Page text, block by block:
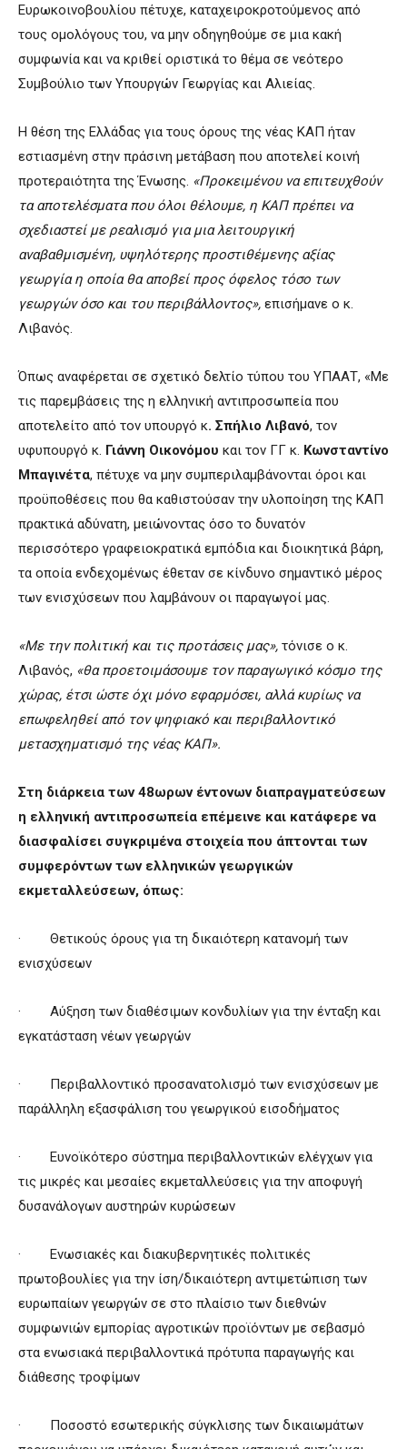
Ευρωκοινοβουλίου πέτυχε, καταχειροκροτούμενος από
τους ομολόγους του, να μην οδηγηθούμε σε μια κακή
συμφωνία και να κριθεί οριστικά το θέμα σε νεότερο
Συμβούλιο των Υπουργών Γεωργίας και Αλιείας.
Η θέση της Ελλάδας για τους όρους της νέας ΚΑΠ ήταν
εστιασμένη στην πράσινη μετάβαση που αποτελεί κοινή
προτεραιότητα της Ένωσης. «Προκειμένου να επιτευχθούν
τα αποτελέσματα που όλοι θέλουμε, η ΚΑΠ πρέπει να
σχεδιαστεί με ρεαλισμό για μια λειτουργική
αναβαθμισμένη, υψηλότερης προστιθέμενης αξίας
γεωργία η οποία θα αποβεί προς όφελος τόσο των
γεωργών όσο και του περιβάλλοντος», επισήμανε ο κ.
Λιβανός.
Όπως αναφέρεται σε σχετικό δελτίο τύπου του ΥΠΑΑΤ, «Με
τις παρεμβάσεις της η ελληνική αντιπροσωπεία που
αποτελείτο από τον υπουργό κ. Σπήλιο Λιβανό, τον
υφυπουργό κ. Γιάννη Οικονόμου και τον ΓΓ κ. Κωνσταντίνο
Μπαγινέτα, πέτυχε να μην συμπεριλαμβάνονται όροι και
προϋποθέσεις που θα καθιστούσαν την υλοποίηση της ΚΑΠ
πρακτικά αδύνατη, μειώνοντας όσο το δυνατόν
περισσότερο γραφειοκρατικά εμπόδια και διοικητικά βάρη,
τα οποία ενδεχομένως έθεταν σε κίνδυνο σημαντικό μέρος
των ενισχύσεων που λαμβάνουν οι παραγωγοί μας.
«Με την πολιτική και τις προτάσεις μας», τόνισε ο κ.
Λιβανός, «θα προετοιμάσουμε τον παραγωγικό κόσμο της
χώρας, έτσι ώστε όχι μόνο εφαρμόσει, αλλά κυρίως να
επωφεληθεί από τον ψηφιακό και περιβαλλοντικό
μετασχηματισμό της νέας ΚΑΠ».
Στη διάρκεια των 48ωρων έντονων διαπραγματεύσεων
η ελληνική αντιπροσωπεία επέμεινε και κατάφερε να
διασφαλίσει συγκριμένα στοιχεία που άπτονται των
συμφερόντων των ελληνικών γεωργικών
εκμεταλλεύσεων, όπως:
· Θετικούς όρους για τη δικαιότερη κατανομή των
ενισχύσεων
· Αύξηση των διαθέσιμων κονδυλίων για την ένταξη και
εγκατάσταση νέων γεωργών
· Περιβαλλοντικό προσανατολισμό των ενισχύσεων με
παράλληλη εξασφάλιση του γεωργικού εισοδήματος
· Ευνοϊκότερο σύστημα περιβαλλοντικών ελέγχων για
τις μικρές και μεσαίες εκμεταλλεύσεις για την αποφυγή
δυσανάλογων αυστηρών κυρώσεων
· Ενωσιακές και διακυβερνητικές πολιτικές
πρωτοβουλίες για την ίση/δικαιότερη αντιμετώπιση των
ευρωπαίων γεωργών σε στο πλαίσιο των διεθνών
συμφωνιών εμπορίας αγροτικών προϊόντων με σεβασμό
στα ενωσιακά περιβαλλοντικά πρότυπα παραγωγής και
διάθεσης τροφίμων
· Ποσοστό εσωτερικής σύγκλισης των δικαιωμάτων